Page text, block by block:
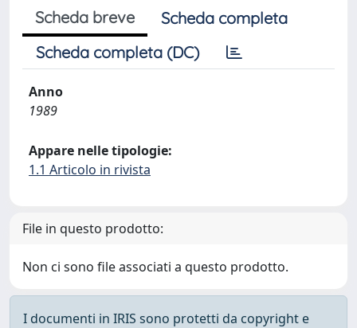
Scheda breve
Scheda completa
Scheda completa (DC)
Anno
1989
Appare nelle tipologie:
1.1 Articolo in rivista
File in questo prodotto:
Non ci sono file associati a questo prodotto.
I documenti in IRIS sono protetti da copyright e